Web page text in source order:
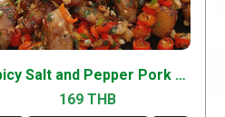
Spicy Salt and Pepper Pork Belly [น้ำปลา] [200g] [เกลือและพริกไทย]
169 THB